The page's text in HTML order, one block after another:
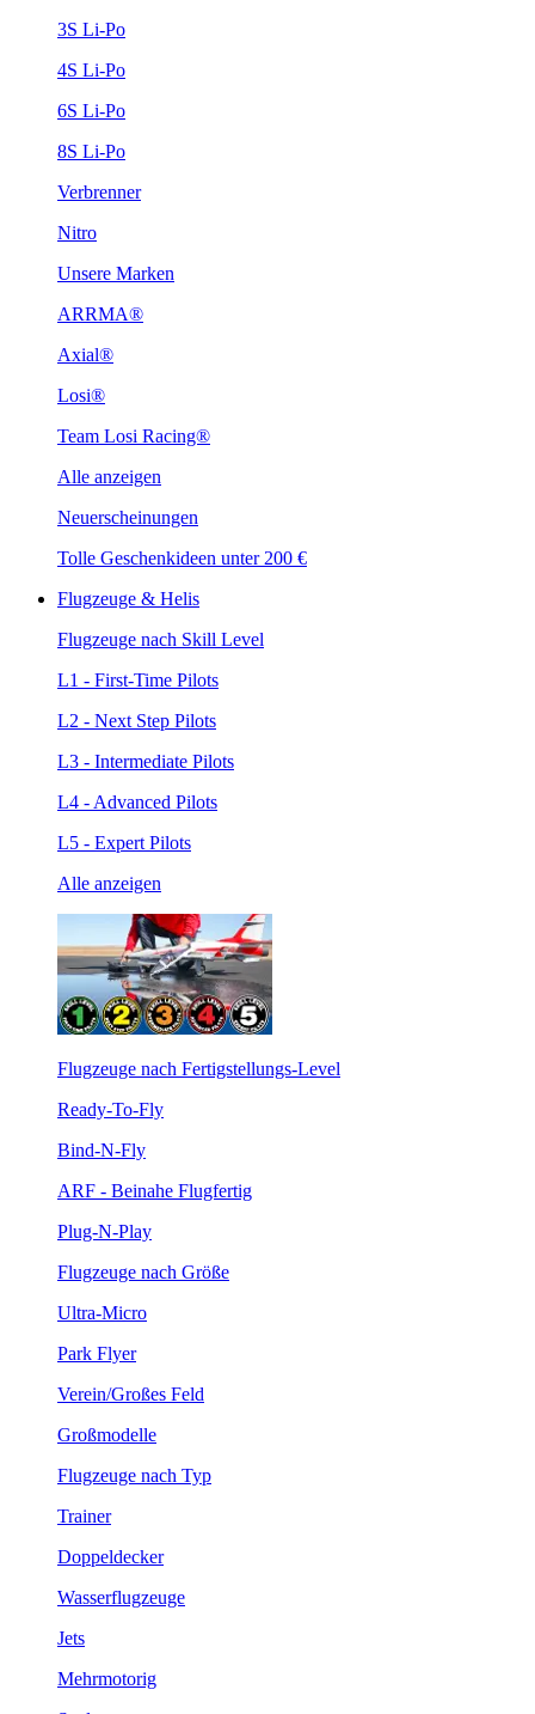
3S Li-Po
4S Li-Po
6S Li-Po
8S Li-Po
Verbrenner
Nitro
Unsere Marken
ARRMA®
Axial®
Losi®
Team Losi Racing®
Alle anzeigen
Neuerscheinungen
Tolle Geschenkideen unter 200 €
Flugzeuge & Helis
Flugzeuge nach Skill Level
L1 - First-Time Pilots
L2 - Next Step Pilots
L3 - Intermediate Pilots
L4 - Advanced Pilots
L5 - Expert Pilots
Alle anzeigen
Flugzeuge nach Fertigstellungs-Level
Ready-To-Fly
Bind-N-Fly
ARF - Beinahe Flugfertig
Plug-N-Play
Flugzeuge nach Größe
Ultra-Micro
Park Flyer
Verein/Großes Feld
Großmodelle
Flugzeuge nach Typ
Trainer
Doppeldecker
Wasserflugzeuge
Jets
Mehrmotorig